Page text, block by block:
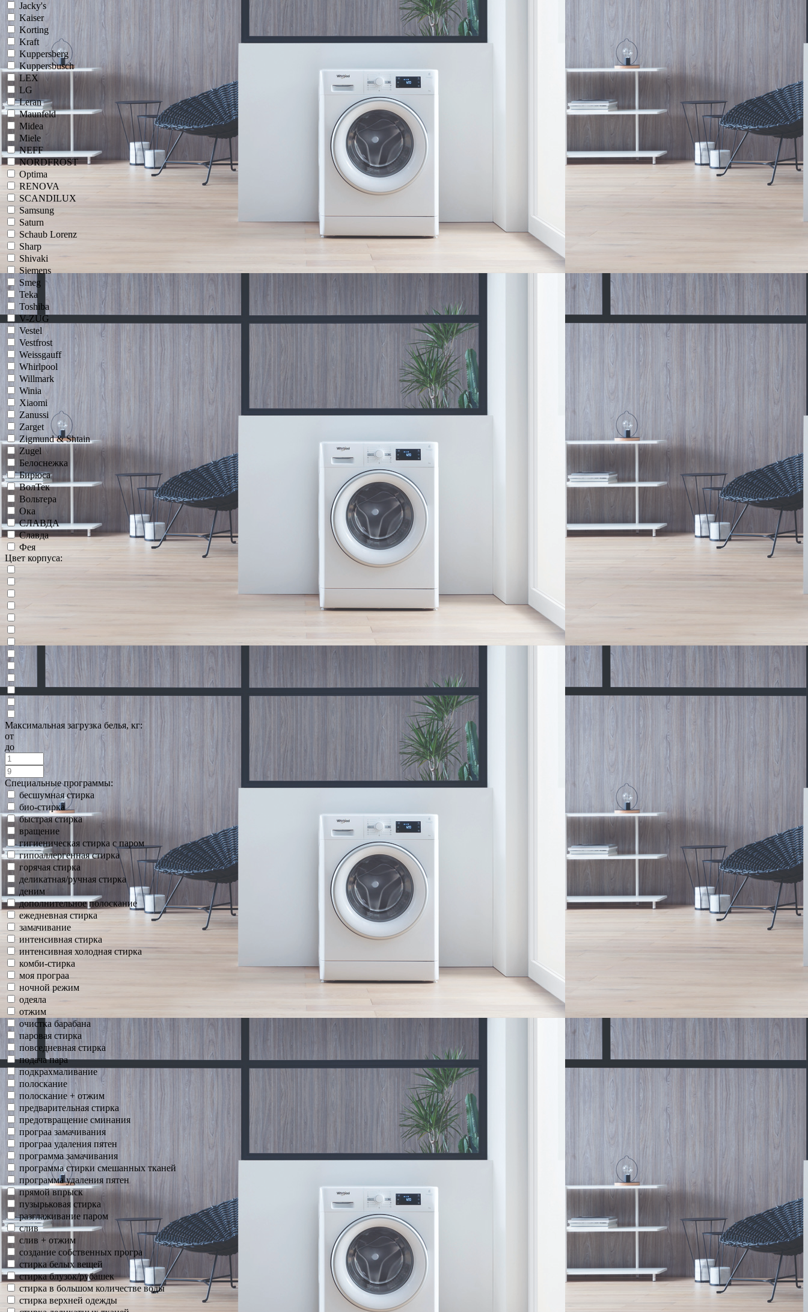
Jacky's
Kaiser
Korting
Kraft
Kuppersberg
Kuppersbusch
LEX
LG
Leran
Maunfeld
Midea
Miele
NEFF
NORDFROST
Optima
RENOVA
SCANDILUX
Samsung
Saturn
Schaub Lorenz
Sharp
Shivaki
Siemens
Smeg
Teka
Toshiba
V-ZUG
Vestel
Vestfrost
Weissgauff
Whirlpool
Willmark
Winia
Xiaomi
Zanussi
Zarget
Zigmund & Shtain
Zugel
Белоснежка
Бирюса
ВолТек
Вольтера
Ока
СЛАВДА
Славда
Фея
Цвет корпуса:
Максимальная загрузка белья, кг:
от
до
Специальные программы:
бесшумная стирка
био-стирка
быстрая стирка
вращение
гигиеническая стирка с паром
гипоаллергенная стирка
горячая стирка
деликатная/ручная стирка
деним
дополнительное полоскание
ежедневная стирка
замачивание
интенсивная стирка
интенсивная холодная стирка
комби-стирка
моя програа
ночной режим
одеяла
отжим
очистка барабана
паровая стирка
повседневная стирка
подача пара
подкрахмаливание
полоскание
полоскание + отжим
предварительная стирка
предотвращение сминания
програа замачивания
програа удаления пятен
программа замачивания
программа стирки смешанных тканей
программа удаления пятен
прямой впрыск
пузырьковая стирка
разглаживание паром
слив
слив + отжим
создание собственных програ
стирка белых вещей
стирка блузок/рубашек
стирка в большом количестве воды
стирка верхней одежды